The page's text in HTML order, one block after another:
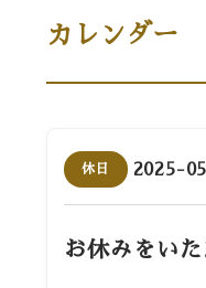
カレンダー
休日 2025-
お休みをい